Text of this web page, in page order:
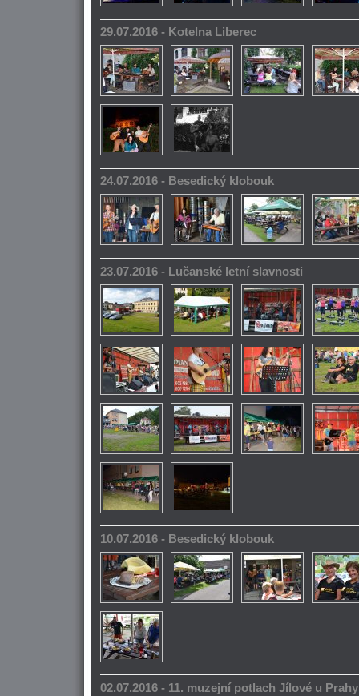
29.07.2016 - Kotelna Liberec
24.07.2016 - Besedický klobouk
23.07.2016 - Lučanské letní slavnosti
10.07.2016 - Besedický klobouk
02.07.2016 - 11. muzejní potlach Jílové u Prahy